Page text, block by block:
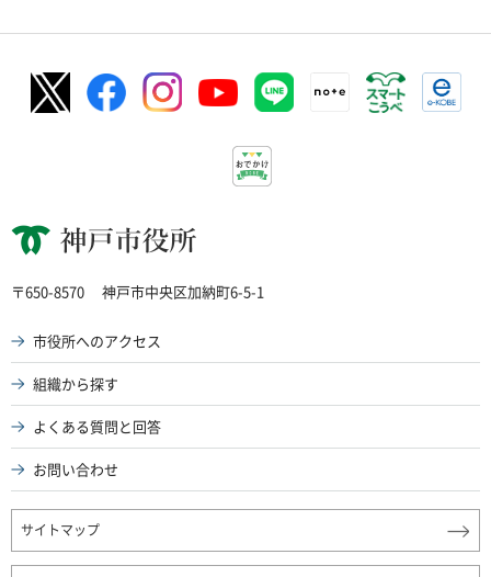
神戸市役所
〒650-8570 神戸市中央区加納町6-5-1
市役所へのアクセス
組織から探す
よくある質問と回答
お問い合わせ
サイトマップ